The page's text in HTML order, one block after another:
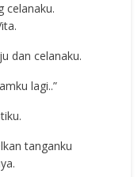
celanaku.
dan celanaku.
lagi..”
tanganku